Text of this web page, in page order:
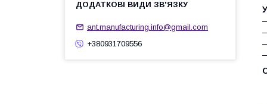
ant.manufacturing.info@gmail.com
+380931709556